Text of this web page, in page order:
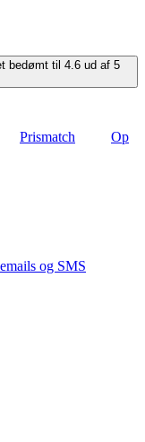
bedømt til 4.6 ud af 5
Prismatch
Op
og SMS